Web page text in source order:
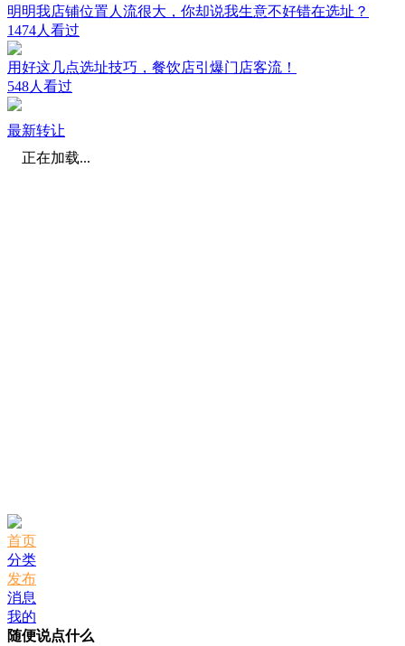
明明我店铺位置人流很大，你却说我生意不好错在选址？
1474人看过
用好这几点选址技巧，餐饮店引爆门店客流！
548人看过
最新转让
正在加载...
首页
分类
发布
消息
我的
随便说点什么